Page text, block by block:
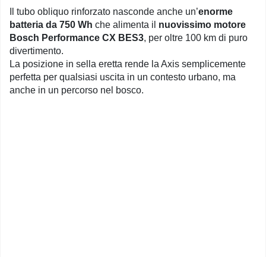
Il tubo obliquo rinforzato nasconde anche un’enorme
batteria da 750 Wh che alimenta il nuovissimo motore
Bosch Performance CX BES3, per oltre 100 km di puro
divertimento.
La posizione in sella eretta rende la Axis semplicemente
perfetta per qualsiasi uscita in un contesto urbano, ma
anche in un percorso nel bosco.